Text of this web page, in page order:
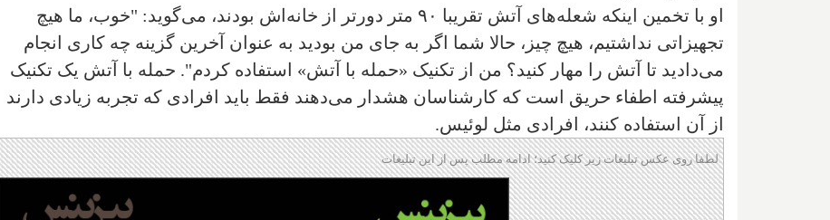
او با تخمین اینکه شعله‌های آتش تقریبا ۹۰ متر دورتر از خانه‌اش بودند، می‌گوید: "خوب، ما هیچ
تجهیزاتی نداشتیم، هیچ چیز، حالا شما اگر به جای من بودید به عنوان آخرین گزینه چه کاری انجام
می‌دادید تا آتش را مهار کنید؟ من از تکنیک «حمله با آتش» استفاده کردم". حمله با آتش یک تکنیک
پیشرفته اطفاء حریق است که کارشناسان هشدار می‌دهند فقط باید افرادی که تجربه زیادی دارند
از آن استفاده کنند، افرادی مثل لوئیس.
لطفا روی عکس تبلیغات زیر کلیک کنید؛ ادامه مطلب پس از این تبلیغات